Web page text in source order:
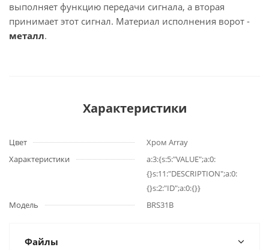
выполняет функцию передачи сигнала, а вторая
принимает этот сигнал. Материал исполнения ворот -
металл.
Характеристики
Цвет
Хром Array
Характеристики
a:3:{s:5:"VALUE";a:0:
{}s:11:"DESCRIPTION";a:0:
{}s:2:"ID";a:0:{}}
Модель
BRS31B
Файлы